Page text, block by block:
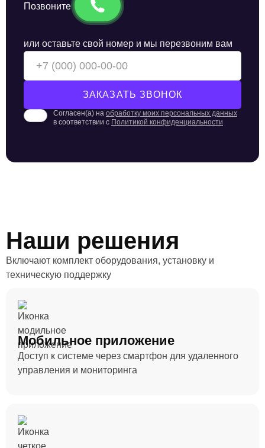
Позвоните
или оставьте свой номер и мы перезвоним вам
Согласен(а) на обработку моих персональных данных
в соответствии с Политикой конфиденциальности
Наши решения
Включают комплект оборудования, установку и
техническую поддержку
Мобильное приложение
Доступ к системе через смартфон для удаленного
управления и мониторинга